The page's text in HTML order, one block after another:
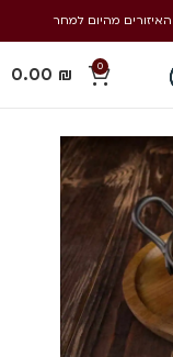
מהיום למחר
0
0.00 ₪